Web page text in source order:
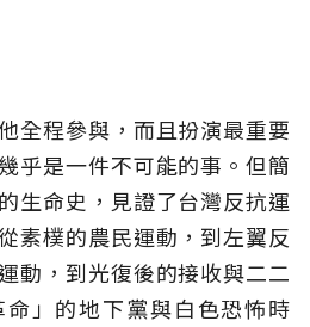
全程參與，而且扮演最重要
乎是一件不可能的事。但簡
生命史，見證了台灣反抗運
素樸的農民運動，到左翼反
動，到光復後的接收與二二
」的地下黨與白色恐怖時